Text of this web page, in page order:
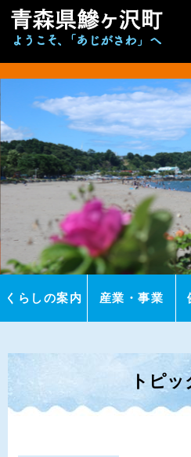
このページの
くらしの案内 産業・事業
トピッ